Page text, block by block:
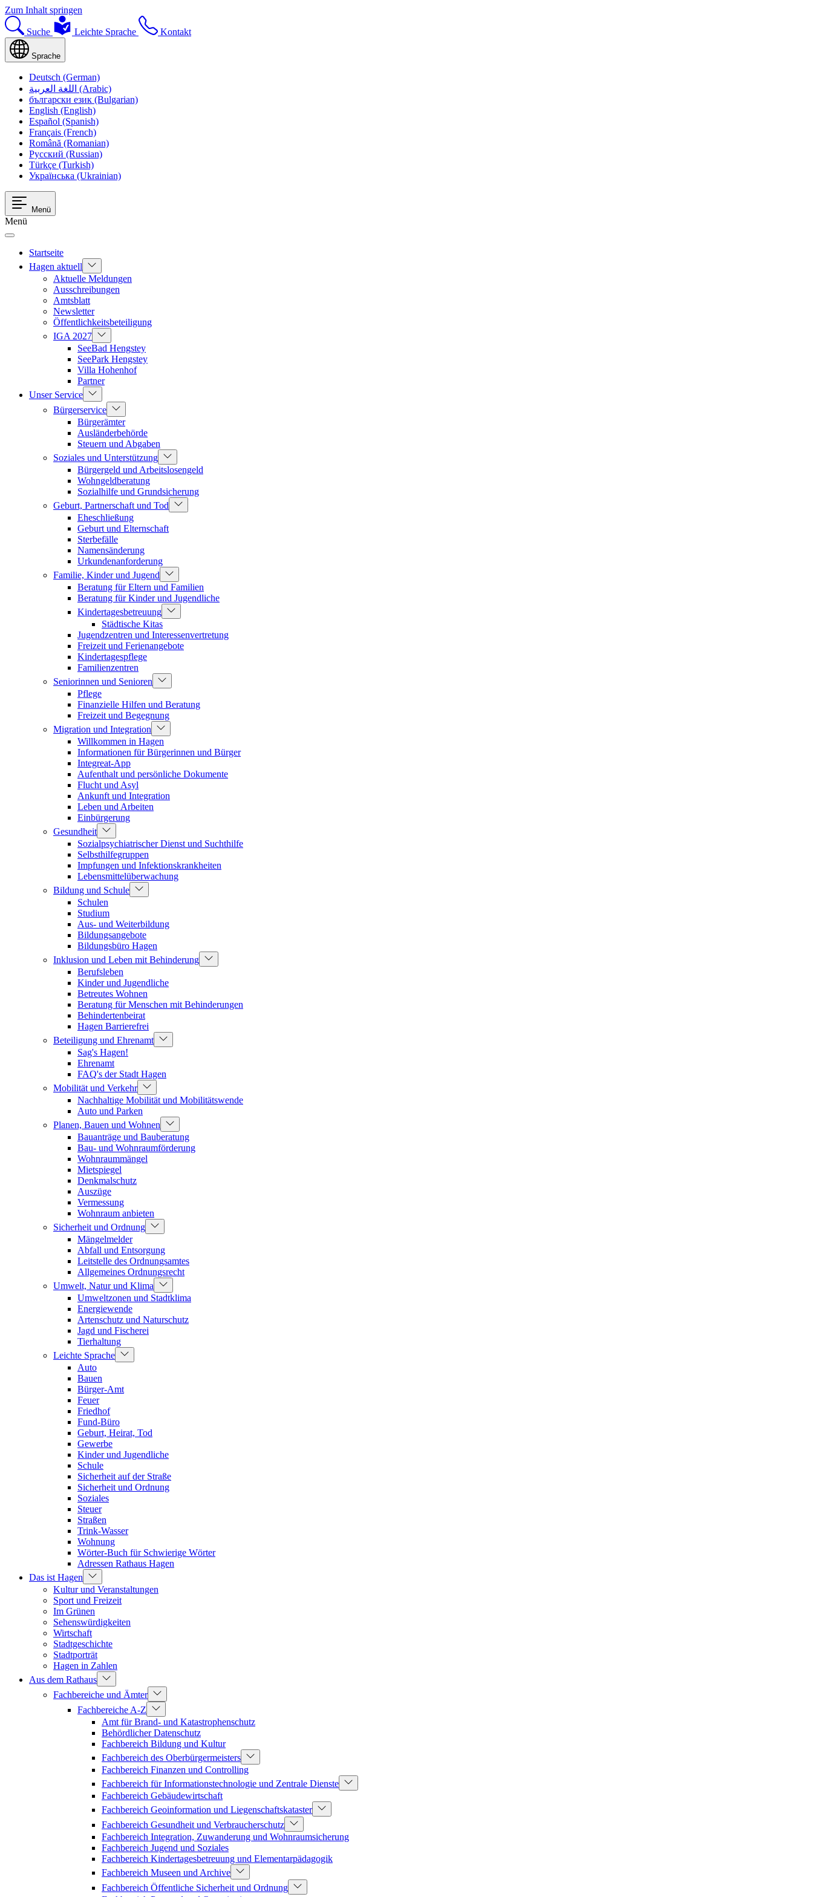
Zum Inhalt springen
Suche Leichte Sprache Kontakt
Sprache
Deutsch (German)
اللغة العربية (Arabic)
български език (Bulgarian)
English (English)
Español (Spanish)
Français (French)
Română (Romanian)
Русский (Russian)
Türkçe (Turkish)
Українська (Ukrainian)
Menü
Menü
Startseite
Hagen aktuell
Aktuelle Meldungen
Ausschreibungen
Amtsblatt
Newsletter
Öffentlichkeitsbeteiligung
IGA 2027
SeeBad Hengstey
SeePark Hengstey
Villa Hohenhof
Partner
Unser Service
Bürgerservice
Bürgerämter
Ausländerbehörde
Steuern und Abgaben
Soziales und Unterstützung
Bürgergeld und Arbeitslosengeld
Wohngeldberatung
Sozialhilfe und Grundsicherung
Geburt, Partnerschaft und Tod
Eheschließung
Geburt und Elternschaft
Sterbefälle
Namensänderung
Urkundenanforderung
Familie, Kinder und Jugend
Beratung für Eltern und Familien
Beratung für Kinder und Jugendliche
Kindertagesbetreuung
Städtische Kitas
Jugendzentren und Interessenvertretung
Freizeit und Ferienangebote
Kindertagespflege
Familienzentren
Seniorinnen und Senioren
Pflege
Finanzielle Hilfen und Beratung
Freizeit und Begegnung
Migration und Integration
Willkommen in Hagen
Informationen für Bürgerinnen und Bürger
Integreat-App
Aufenthalt und persönliche Dokumente
Flucht und Asyl
Ankunft und Integration
Leben und Arbeiten
Einbürgerung
Gesundheit
Sozialpsychiatrischer Dienst und Suchthilfe
Selbsthilfegruppen
Impfungen und Infektionskrankheiten
Lebensmittelüberwachung
Bildung und Schule
Schulen
Studium
Aus- und Weiterbildung
Bildungsangebote
Bildungsbüro Hagen
Inklusion und Leben mit Behinderung
Berufsleben
Kinder und Jugendliche
Betreutes Wohnen
Beratung für Menschen mit Behinderungen
Behindertenbeirat
Hagen Barrierefrei
Beteiligung und Ehrenamt
Sag's Hagen!
Ehrenamt
FAQ's der Stadt Hagen
Mobilität und Verkehr
Nachhaltige Mobilität und Mobilitätswende
Auto und Parken
Planen, Bauen und Wohnen
Bauanträge und Bauberatung
Bau- und Wohnraumförderung
Wohnraummängel
Mietspiegel
Denkmalschutz
Auszüge
Vermessung
Wohnraum anbieten
Sicherheit und Ordnung
Mängelmelder
Abfall und Entsorgung
Leitstelle des Ordnungsamtes
Allgemeines Ordnungsrecht
Umwelt, Natur und Klima
Umweltzonen und Stadtklima
Energiewende
Artenschutz und Naturschutz
Jagd und Fischerei
Tierhaltung
Leichte Sprache
Auto
Bauen
Bürger-Amt
Feuer
Friedhof
Fund-Büro
Geburt, Heirat, Tod
Gewerbe
Kinder und Jugendliche
Schule
Sicherheit auf der Straße
Sicherheit und Ordnung
Soziales
Steuer
Straßen
Trink-Wasser
Wohnung
Wörter-Buch für Schwierige Wörter
Adressen Rathaus Hagen
Das ist Hagen
Kultur und Veranstaltungen
Sport und Freizeit
Im Grünen
Sehenswürdigkeiten
Wirtschaft
Stadtgeschichte
Stadtporträt
Hagen in Zahlen
Aus dem Rathaus
Fachbereiche und Ämter
Fachbereiche A-Z
Amt für Brand- und Katastrophenschutz
Behördlicher Datenschutz
Fachbereich Bildung und Kultur
Fachbereich des Oberbürgermeisters
Fachbereich Finanzen und Controlling
Fachbereich für Informationstechnologie und Zentrale Dienste
Fachbereich Gebäudewirtschaft
Fachbereich Geoinformation und Liegenschaftskataster
Fachbereich Gesundheit und Verbraucherschutz
Fachbereich Integration, Zuwanderung und Wohnraumsicherung
Fachbereich Jugend und Soziales
Fachbereich Kindertagesbetreuung und Elementarpädagogik
Fachbereich Museen und Archive
Fachbereich Öffentliche Sicherheit und Ordnung